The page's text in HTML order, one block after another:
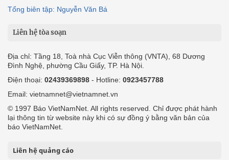
Tổng biên tập: Nguyễn Văn Bá
Liên hệ tòa soạn
Địa chỉ: Tầng 18, Toà nhà Cục Viễn thông (VNTA), 68 Dương
Đình Nghệ, phường Cầu Giấy, TP. Hà Nội.
Điện thoại: 02439369898 - Hotline: 0923457788
Email: vietnamnet@vietnamnet.vn
© 1997 Báo VietNamNet. All rights reserved. Chỉ được phát hành
lại thông tin từ website này khi có sự đồng ý bằng văn bản của
báo VietNamNet.
Liên hệ quảng cáo